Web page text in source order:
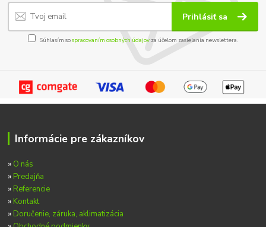
Prihlásiť sa
Súhlasím sospracovaním osobných údajov za účelom zasielania newslettera.
Informácie pre zákazníkov
» O nás
» Predajňa
» Referencie
» Kontakt
» Doručenie, záruka, aklimatizácia